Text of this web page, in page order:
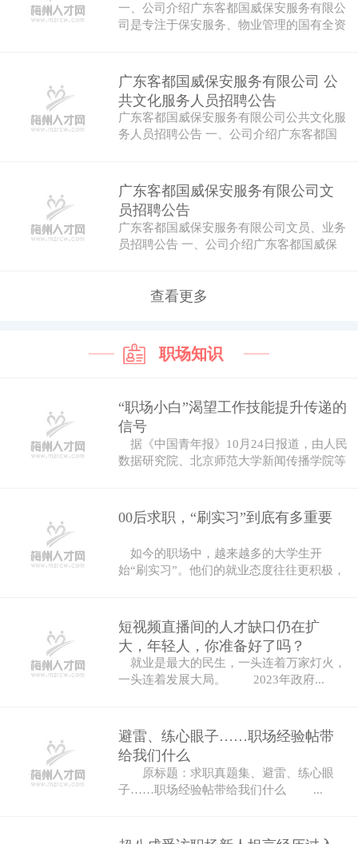
一、公司介绍广东客都国威保安服务有限公
司是专注于保安服务、物业管理的国有全资
广东客都国威保安服务有限公司 公
共文化服务人员招聘公告
广东客都国威保安服务有限公司公共文化服
务人员招聘公告 一、公司介绍广东客都国
广东客都国威保安服务有限公司文
员招聘公告
广东客都国威保安服务有限公司文员、业务
员招聘公告 一、公司介绍广东客都国威保
查看更多
职场知识
“职场小白”渴望工作技能提升传递的
信号
据《中国青年报》10月24日报道，由人民
数据研究院、北京师范大学新闻传播学院等
00后求职，“刷实习”到底有多重要
如今的职场中，越来越多的大学生开
始“刷实习”。他们的就业态度往往更积极，
短视频直播间的人才缺口仍在扩
大，年轻人，你准备好了吗？
就业是最大的民生，一头连着万家灯火，
一头连着发展大局。 2023年政府...
避雷、练心眼子……职场经验帖带
给我们什么
原标题：求职真题集、避雷、练心眼
子……职场经验帖带给我们什么 ...